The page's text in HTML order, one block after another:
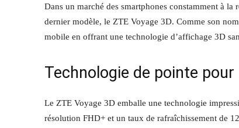
Dans un marché des smartphones constamment à
dernier modèle, le ZTE Voyage 3D. Comme son
mobile en offrant une technologie d’affichage 3D
Technologie de pointe
Le ZTE Voyage 3D emballe une technologie
résolution FHD+ et un taux de rafraîchissement de